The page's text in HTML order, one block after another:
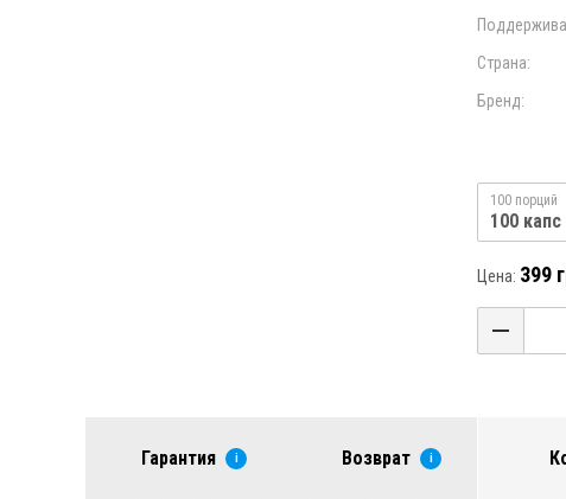
Страна:
Бренд:
100 порций
100 капс
Цена: 399
Гарантия i Возврат i